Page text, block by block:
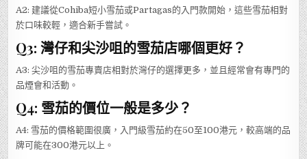
A2: 建議從Cohiba短小雪茄或Partagas的入門款開始，這些雪茄相對
於口味較輕，適合新手嘗試。
Q3: 灣仔和尖沙咀的雪茄店哪個更好？
A3: 尖沙咀的雪茄專賣店相對於灣仔的選擇更多，並且經常會有專門的
品煙會和活動。
Q4: 雪茄的價位一般是多少？
A4: 雪茄的價格範圍很廣，入門級雪茄約在50至100港元，較高端的品
牌可能在300港元以上。